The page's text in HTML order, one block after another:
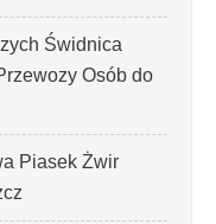
Świdnica
Osób do
Piasek Żwir